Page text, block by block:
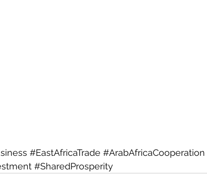
#EastAfricaTrade #ArabAfricaCooperation
#SharedProsperity